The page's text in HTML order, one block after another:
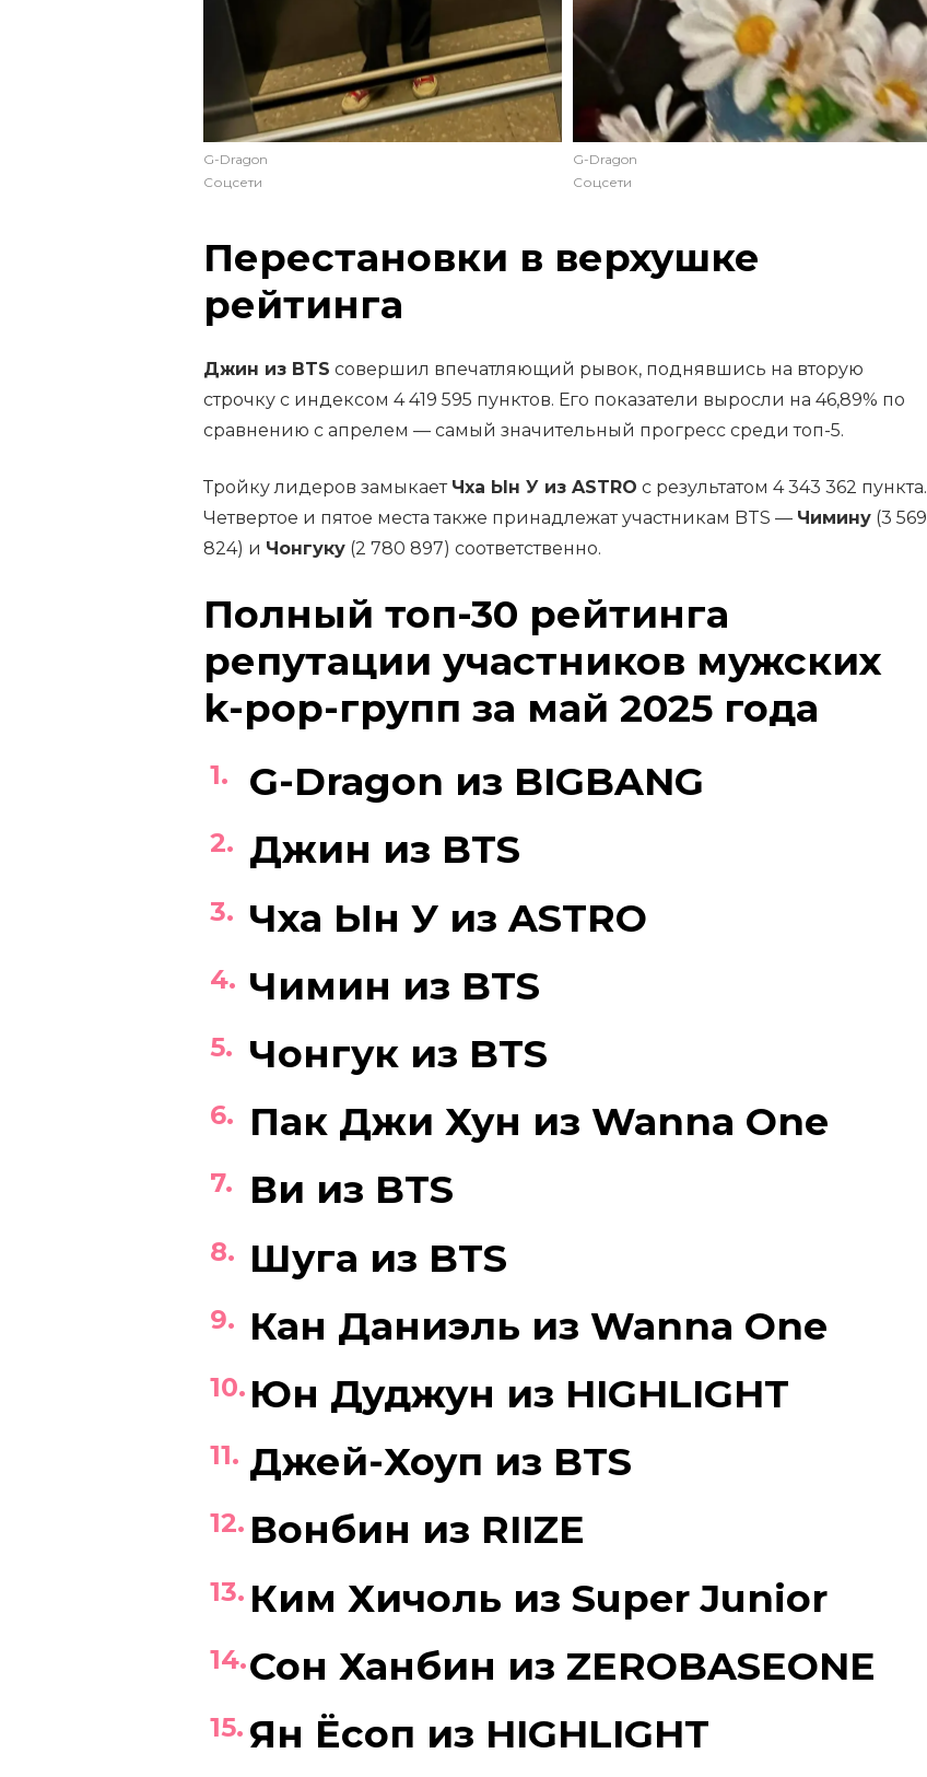
G-Dragon
Соцсети
G-Dragon
Соцсети
Перестановки в верхушке
рейтинга
Джин из BTS совершил впечатляющий рывок, поднявшись на вторую
строчку с индексом 4 419 595 пунктов. Его показатели выросли на 46,89% по
сравнению с апрелем — самый значительный прогресс среди топ-5.
Тройку лидеров замыкает Чха Ын У из ASTRO с результатом 4 343 362 пункта.
Четвертое и пятое места также принадлежат участникам BTS — Чимину (3 569
824) и Чонгуку (2 780 897) соответственно.
Полный топ-30 рейтинга
репутации участников мужских
k-pop-групп за май 2025 года
G-Dragon из BIGBANG
Джин из BTS
Чха Ын У из ASTRO
Чимин из BTS
Чонгук из BTS
Пак Джи Хун из Wanna One
Ви из BTS
Шуга из BTS
Кан Даниэль из Wanna One
Юн Дуджун из HIGHLIGHT
Джей-Хоуп из BTS
Вонбин из RIIZE
Ким Хичоль из Super Junior
Сон Ханбин из ZEROBASEONE
Ян Ёсоп из HIGHLIGHT